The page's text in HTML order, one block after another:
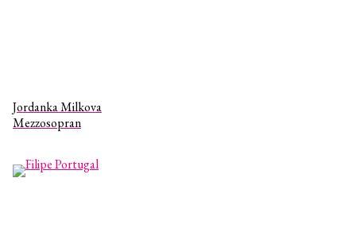
Jordanka Milkova
Mezzosopran